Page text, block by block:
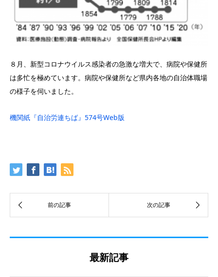
８月、新型コロナウイルス感染者の急激な増大で、病院や保健所
は多忙を極めています。病院や保健所など県内各地の自治体職場
の様子を伺いました。
機関紙『自治労連ちば』574号Web版
最新記事